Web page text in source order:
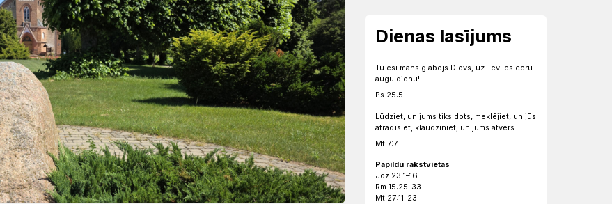
Dienas lasījums
Tu esi mans glābējs Dievs, uz Tevi es ceru
augu dienu!
Ps 25:5
Lūdziet, un jums tiks dots, meklējiet, un jūs
atradīsiet, klaudziniet, un jums atvērs.
Mt 7:7
Papildu rakstvietas
Joz 23:1–16
Rm 15:25–33
Mt 27:11–23